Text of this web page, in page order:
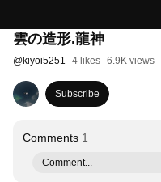
雲の造形.龍神
@kiyoi5251 4 likes 6.9K views
Subscribe
Comments 1
Comment...